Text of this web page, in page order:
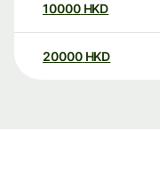
10000 HKD
20000 HKD